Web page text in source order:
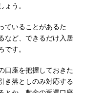
う。
ていることがあるた
など、できるだけ入居
す。
口座を把握しておきた
き落としのみ対応する